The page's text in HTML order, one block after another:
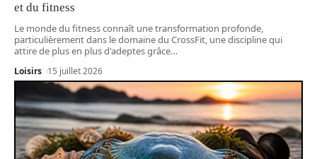
et du fitness
Le monde du fitness connaît une transformation profonde,
particulièrement dans le domaine du CrossFit, une discipline qui
attire de plus en plus d'adeptes grâce…
Loisirs 15 juillet 2026